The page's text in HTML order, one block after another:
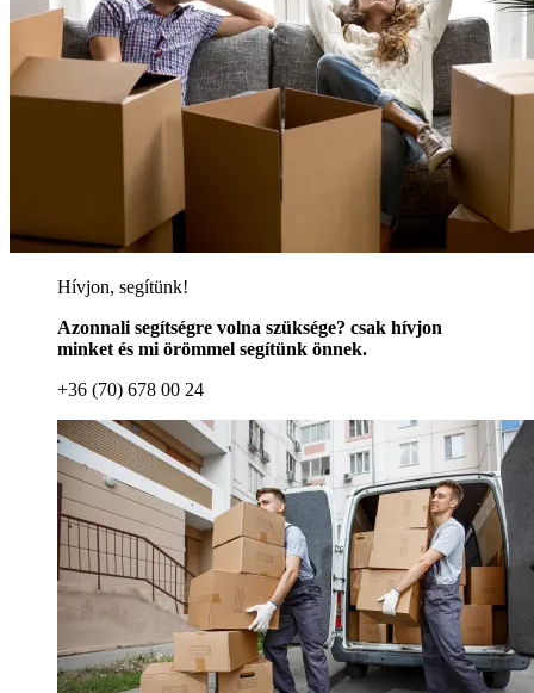
Hívjon, segítünk!
Azonnali segítségre volna szüksége? csak hívjon
minket és mi örömmel segítünk önnek.
+36 (70) 678 00 24